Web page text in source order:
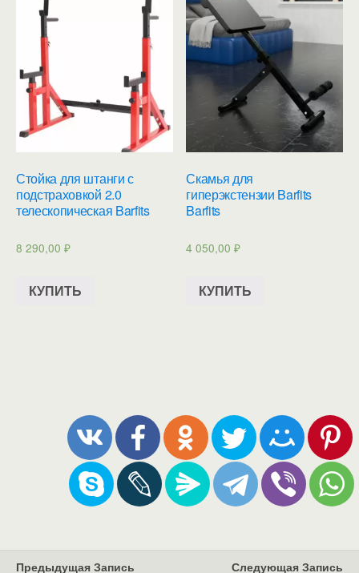
Стойка для штанги с
подстраховкой 2.0
телескопическая Barfits
8 290,00 ₽
КУПИТЬ
Скамья для
гиперэкстензии Barfits
Barfits
4 050,00₽
КУПИТЬ
Предыдущая Запись Следующая Запись